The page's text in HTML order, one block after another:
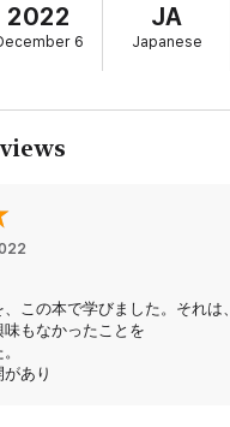
裏切り×誠実×応報×赦し
渾身の衝撃作
ライターが、
う!
2022
6
JA
Japanese
この本で学びました。それは、
もなかったことを
あり